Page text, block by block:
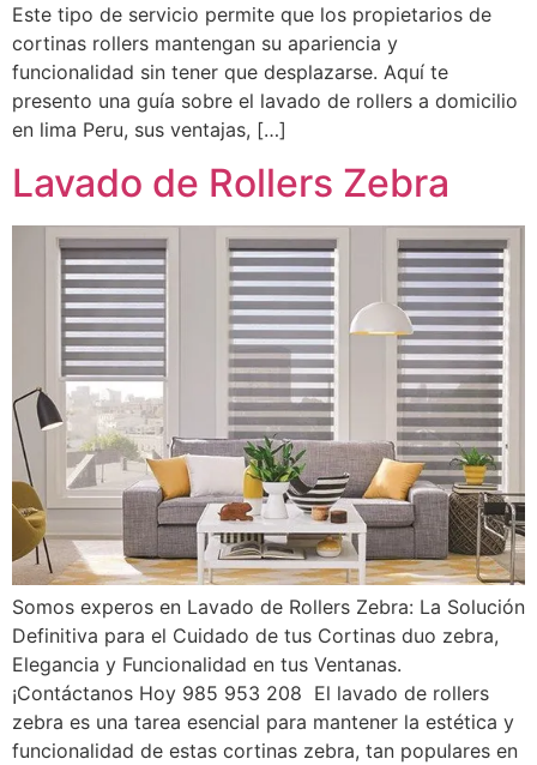
Este tipo de servicio permite que los propietarios de
cortinas rollers mantengan su apariencia y
funcionalidad sin tener que desplazarse. Aquí te
presento una guía sobre el lavado de rollers a domicilio
en lima Peru, sus ventajas, […]
Lavado de Rollers Zebra
Somos experos en Lavado de Rollers Zebra: La Solución
Definitiva para el Cuidado de tus Cortinas duo zebra,
Elegancia y Funcionalidad en tus Ventanas.
¡Contáctanos Hoy 985 953 208 El lavado de rollers
zebra es una tarea esencial para mantener la estética y
funcionalidad de estas cortinas zebra, tan populares en